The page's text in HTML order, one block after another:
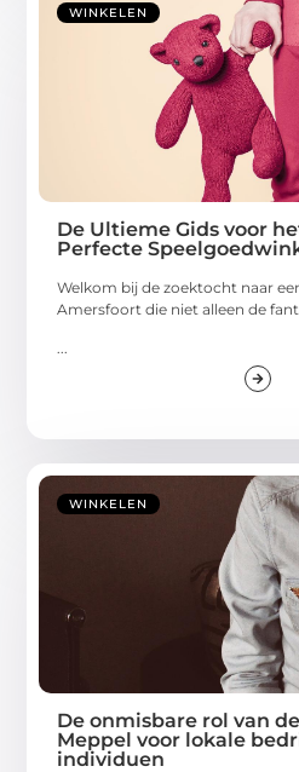
WINKELEN
De Ultieme Gids voor
Perfecte
Welkom bij de zoektocht naar
Amersfoort die niet alleen de
WINKELEN
De onmisbare rol van
Meppel voor lokale
individuen